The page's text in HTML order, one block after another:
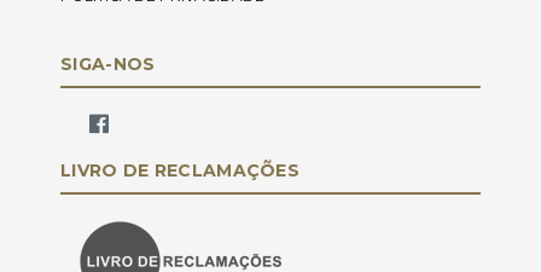
SIGA-NOS
LIVRO DE RECLAMAÇÕES